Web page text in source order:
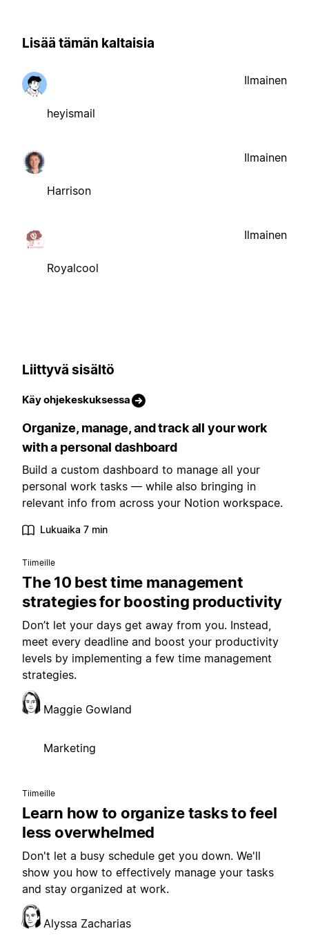
Lisää tämän kaltaisia
heyismail
Ilmainen
Harrison
Ilmainen
Royalcool
Ilmainen
Liittyvä sisältö
Käy ohjekeskuksessa
Organize, manage, and track all your work
with a personal dashboard
Build a custom dashboard to manage all your
personal work tasks — while also bringing in
relevant info from across your Notion workspace.
Lukuaika 7 min
Tiimeille
The 10 best time management
strategies for boosting productivity
Don’t let your days get away from you. Instead,
meet every deadline and boost your productivity
levels by implementing a few time management
strategies.
Maggie Gowland
Marketing
Tiimeille
Learn how to organize tasks to feel
less overwhelmed
Don't let a busy schedule get you down. We'll
show you how to effectively manage your tasks
and stay organized at work.
Alyssa Zacharias